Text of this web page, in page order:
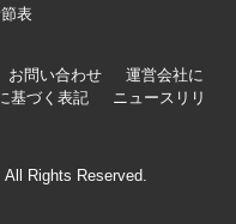
表
お問い合わせ
運営会社に
基づく表記
ニュースリリ
Rights Reserved.